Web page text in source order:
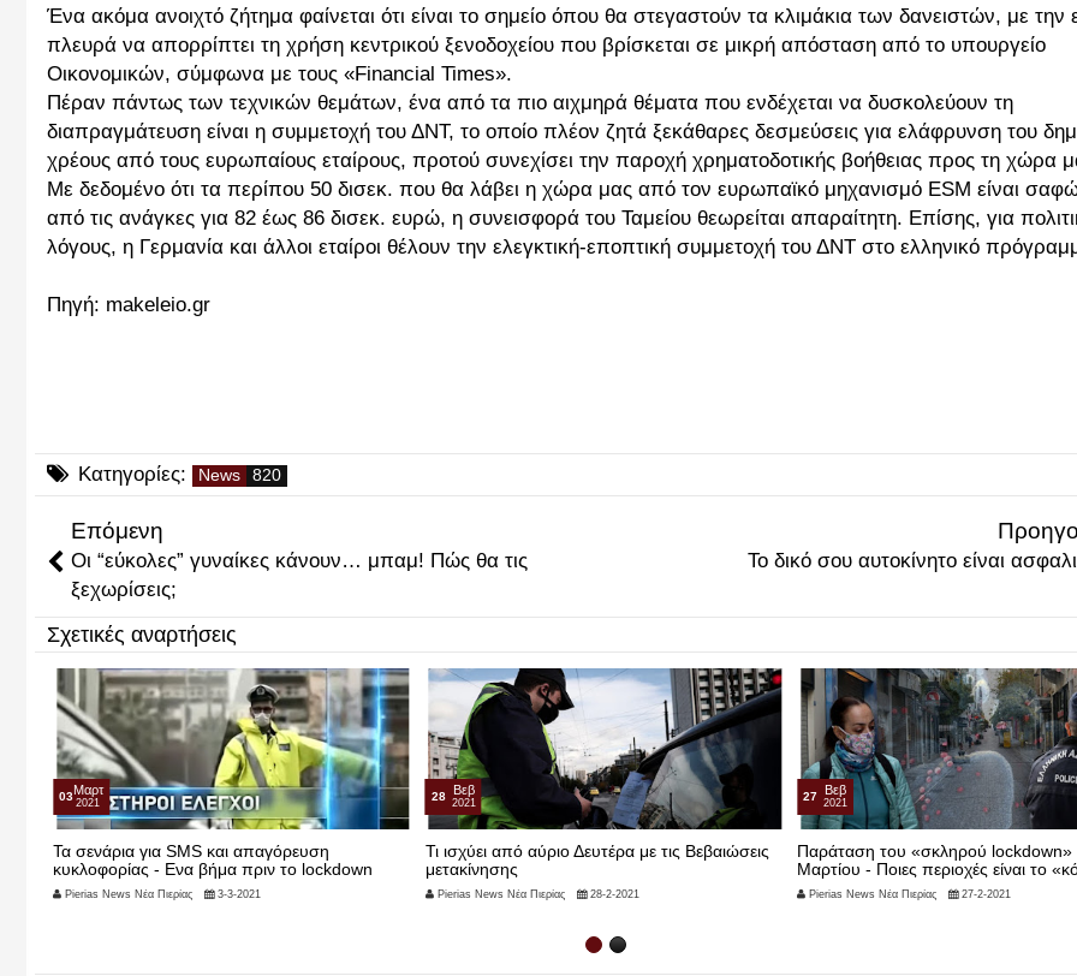
Ένα ακόμα ανοιχτό ζήτημα φαίνεται ότι είναι το σημείο όπου θα στεγαστούν τα κλιμάκια των δανειστών, με την
πλευρά να απορρίπτει τη χρήση κεντρικού ξενοδοχείου που βρίσκεται σε μικρή απόσταση από το υπουργείο
Οικονομικών, σύμφωνα με τους «Financial Times».
Πέραν πάντως των τεχνικών θεμάτων, ένα από τα πιο αιχμηρά θέματα που ενδέχεται να δυσκολεύουν τη
διαπραγμάτευση είναι η συμμετοχή του ΔΝΤ, το οποίο πλέον ζητά ξεκάθαρες δεσμεύσεις για ελάφρυνση του
χρέους από τους ευρωπαίους εταίρους, προτού συνεχίσει την παροχή χρηματοδοτικής βοήθειας προς τη χώρα
Με δεδομένο ότι τα περίπου 50 δισεκ. που θα λάβει η χώρα μας από τον ευρωπαϊκό μηχανισμό ESM είναι
από τις ανάγκες για 82 έως 86 δισεκ. ευρώ, η συνεισφορά του Ταμείου θεωρείται απαραίτητη. Επίσης, για
λόγους, η Γερμανία και άλλοι εταίροι θέλουν την ελεγκτική-εποπτική συμμετοχή του ΔΝΤ στο ελληνικό
Πηγή: makeleio.gr
Κατηγορίες: News
Επόμενη
Οι “εύκολες” γυναίκες κάνουν… μπαμ! Πώς θα τις
ξεχωρίσεις;
Το δικό σου αυτοκίνητο είναι
Σχετικές αναρτήσεις
03Μαρτ
2021
Τα σενάρια για SMS και απαγόρευση
κυκλοφορίας - Ενα βήμα πριν το lockdown
Pierias News Νέα Πιερίας 3-3-2021
28 Βεβ
2021
Τι ισχύει από αύριο Δευτέρα με τις Bεβαιώσεις
μετακίνησης
Pierias News Νέα Πιερίας 28-2-2021
27 Βεβ
2021
Παράταση του «σκληρού lockdown»
Μαρτίου - Ποιες περιοχές είναι το
Pierias News Νέα Πιερίας 27-2-2021